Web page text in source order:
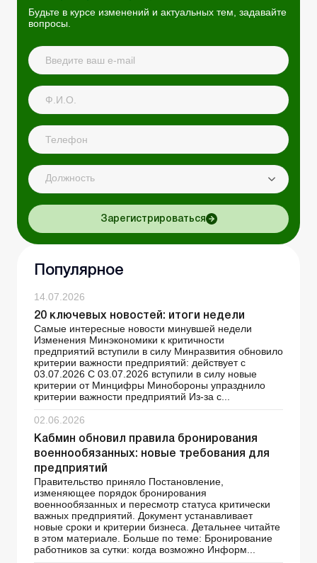
Будьте в курсе изменений и актуальных тем, задавайте
вопросы.
Должность
Зарегистрироваться
Популярное
14.07.2026
20 ключевых новостей: итоги недели
Самые интересные новости минувшей недели
Изменения Минэкономики к критичности
предприятий вступили в силу Минразвития обновило
критерии важности предприятий: действует с
03.07.2026 С 03.07.2026 вступили в силу новые
критерии от Минцифры Минобороны упразднило
критерии важности предприятий Из-за с...
02.06.2026
Кабмин обновил правила бронирования
военнообязанных: новые требования для
предприятий
Правительство приняло Постановление,
изменяющее порядок бронирования
военнообязанных и пересмотр статуса критически
важных предприятий. Документ устанавливает
новые сроки и критерии бизнеса. Детальнее читайте
в этом материале. Больше по теме: Бронирование
работников за сутки: когда возможно Информ...